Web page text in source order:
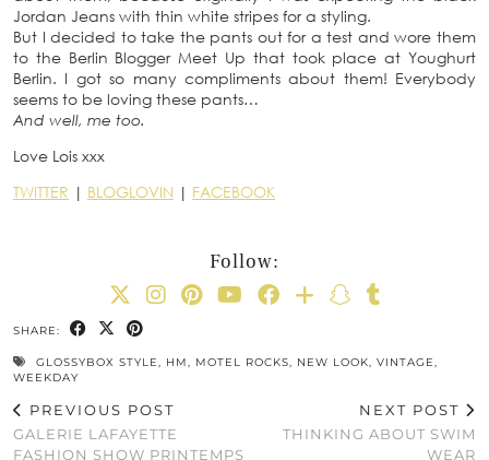
Jordan Jeans with thin white stripes for a styling.
But I decided to take the pants out for a test and wore them
to the Berlin Blogger Meet Up that took place at Youghurt
Berlin. I got so many compliments about them! Everybody
seems to be loving these pants…
And well, me too.
Love Lois xxx
TWITTER | BLOGLOVIN | FACEBOOK
Follow:
SHARE:
GLOSSYBOX STYLE, HM, MOTEL ROCKS, NEW LOOK, VINTAGE,
WEEKDAY
PREVIOUS POST
GALERIE LAFAYETTE
FASHION SHOW PRINTEMPS
NEXT POST
THINKING ABOUT SWIM
WEAR